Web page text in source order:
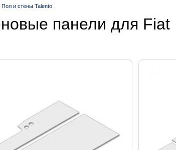
Пол и стены Talento
панели для Fiat